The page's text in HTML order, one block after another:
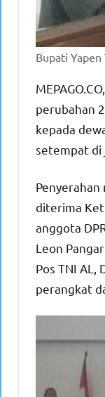
Bupati
perubahan
kepada
setempat di
Penyerahan
diterima
anggota
Leon
Pos TNI AL,
perangkat